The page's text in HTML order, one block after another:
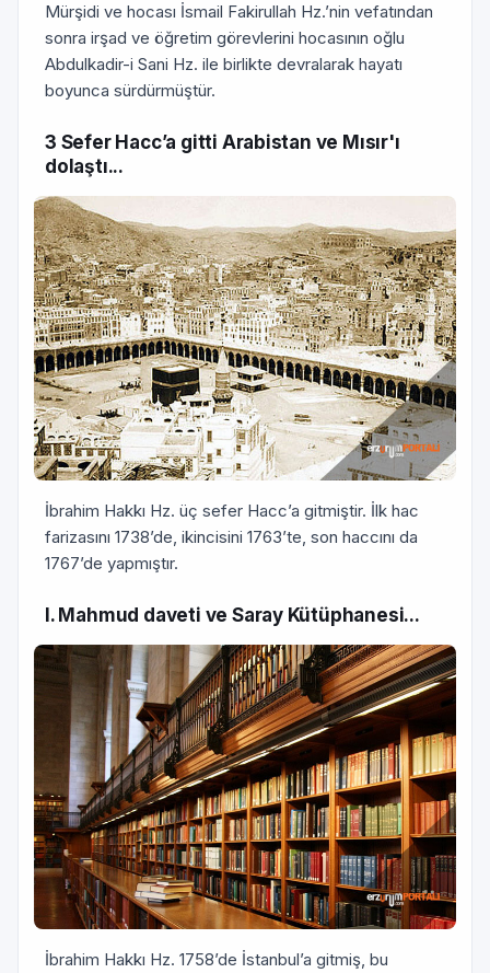
Mürşidi ve hocası İsmail Fakirullah Hz.’nin vefatından
sonra irşad ve öğretim görevlerini hocasının oğlu
Abdulkadir-i Sani Hz. ile birlikte devralarak hayatı
boyunca sürdürmüştür.
3 Sefer Hacc’a gitti Arabistan ve Mısır'ı
dolaştı...
İbrahim Hakkı Hz. üç sefer Hacc’a gitmiştir. İlk hac
farizasını 1738’de, ikincisini 1763’te, son haccını da
1767’de yapmıştır.
I. Mahmud daveti ve Saray Kütüphanesi...
İbrahim Hakkı Hz. 1758’de İstanbul’a gitmiş, bu